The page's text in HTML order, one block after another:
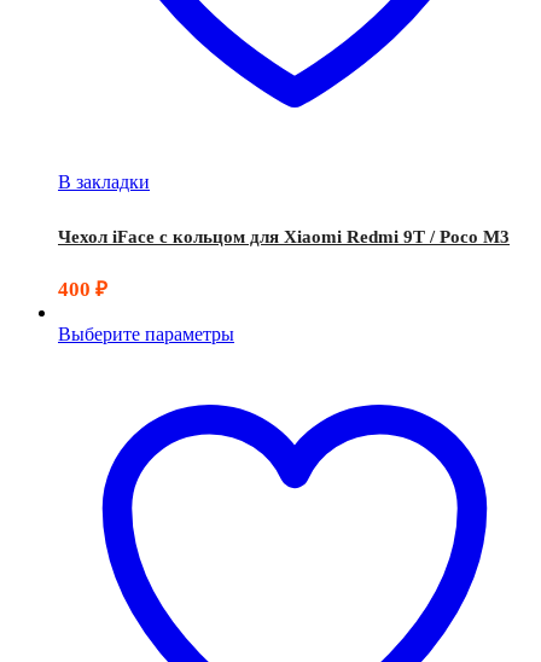
В закладки
Чехол iFace с кольцом для Xiaomi Redmi 9T / Poco M3
400 ₽
Выберите параметры